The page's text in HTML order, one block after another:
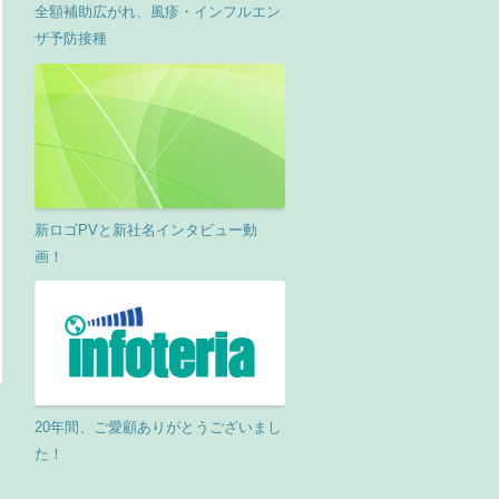
全額補助広がれ、風疹・インフルエン
ザ予防接種
新ロゴPVと新社名インタビュー動
画！
20年間、ご愛顧ありがとうございまし
た！